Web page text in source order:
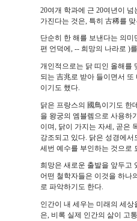
20여개 학과에 근 20여년이 넘
가진다는 것은 특히 古稀를
단순히 한 해를 보낸다는 의
편 언덕에 , -- 희망의 나라로 )
개인적으로는 닭 띠인 올해를
되는 吉兆로 받아 들이면서
이기도 했다.
닭은 프랑스의 國鳥이기도 한
을 왕궁의 엠블렘으로 사용하
이며 닭이 가지는 자세 곧은
강조되고 있다. 닭은 성경에서
세번 예수를 부인하는 것으로
희망은 새로운 출발을 앞두고
어떤 철학자들은 이것을 하나
로 파악하기도 한다.
인간이 내 세우는 미래의 세
은, 비록 실제 인간의 삶이 고